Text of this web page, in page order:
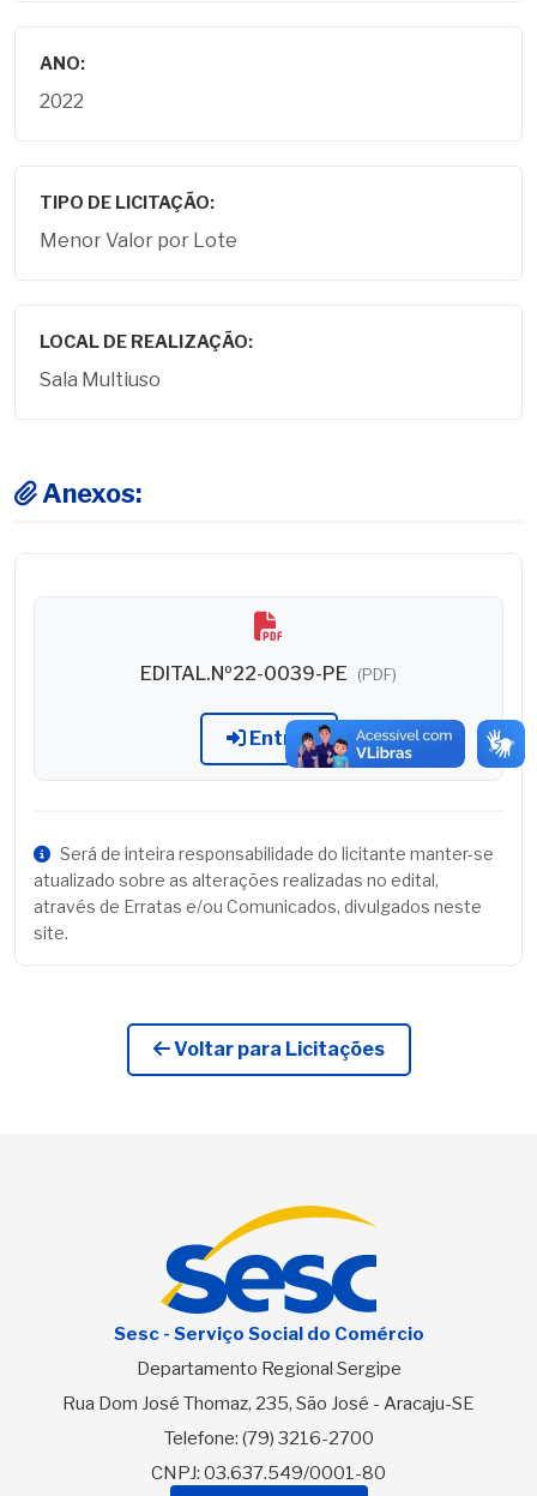
ANO:
2022
TIPO DE LICITAÇÃO:
Menor Valor por Lote
LOCAL DE REALIZAÇÃO:
Sala Multiuso
Anexos:
EDITAL.Nº22-0039-PE (PDF)
Entrar
Será de inteira responsabilidade do licitante manter-se
atualizado sobre as alterações realizadas no edital,
através de Erratas e/ou Comunicados, divulgados neste
site.
Voltar para Licitações
Sesc - Serviço Social do Comércio
Departamento Regional Sergipe
Rua Dom José Thomaz, 235, São José - Aracaju-SE
Telefone: (79) 3216-2700
CNPJ: 03.637.549/0001-80